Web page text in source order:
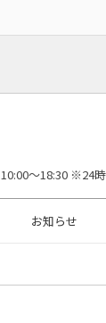
10:00～18:30 ※24
お知らせ